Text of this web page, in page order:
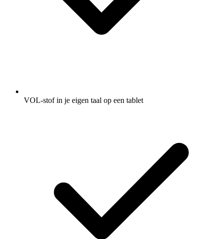
VOL-stof in je eigen taal op een tablet